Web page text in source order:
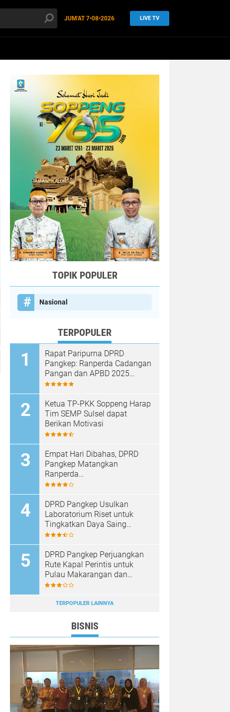
JUM'AT7•08•2026 LIVE TV
TOPIK POPULER
Nasional
TERPOPULER
Rapat Paripurna DPRD
Pangkep: Ranperda Cadangan
Pangan dan APBD 2025
Disetujui dengan Sejumlah
Ketua TP-PKK Soppeng Harap
Tim SEMP Sulsel dapat
Berikan Motivasi
Empat Hari Dibahas, DPRD
Pangkep Matangkan
Ranperda
Pertanggungjawaban APBD
DPRD Pangkep Usulkan
Laboratorium Riset untuk
Tingkatkan Daya Saing
Produk Unggulan
DPRD Pangkep Perjuangkan
Rute Kapal Perintis untuk
Pulau Makarangan dan
Langkoteang
TERPOPULER LAINNYA
BISNIS